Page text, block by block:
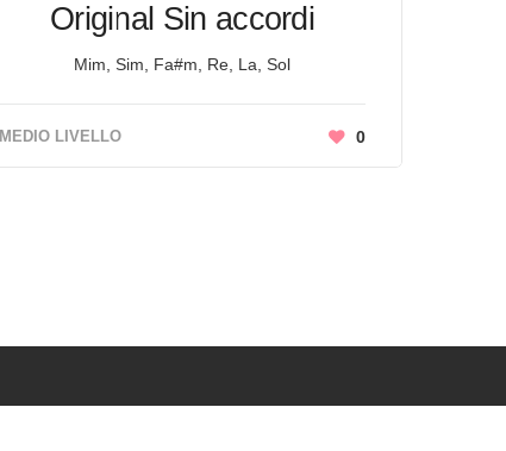
Original Sin accordi
Mim, Sim, Fa#m, Re, La, Sol
MEDIO LIVELLO 0